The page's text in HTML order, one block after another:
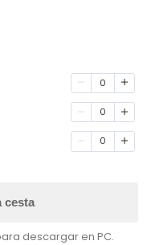
0
0
0
cesta
descargar en PC.